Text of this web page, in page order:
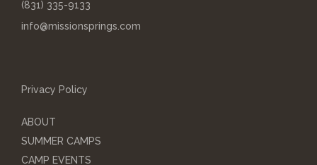
(831) 335-9133
info@missionsprings.com
Privacy Policy
ABOUT
SUMMER CAMPS
CAMP EVENTS